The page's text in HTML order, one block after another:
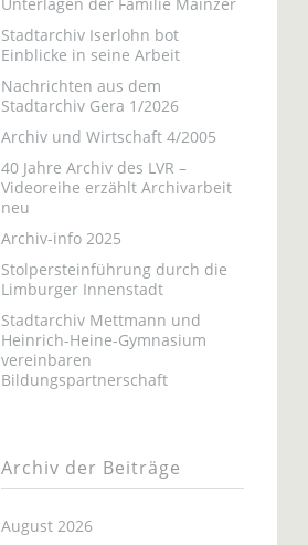
Stadtarchiv Iserlohn bot
Einblicke in seine Arbeit
Nachrichten aus dem
Stadtarchiv Gera 1/2026
Archiv und Wirtschaft 4/2005
40 Jahre Archiv des LVR –
Videoreihe erzählt Archivarbeit
neu
Archiv-info 2025
Stolpersteinführung durch die
Limburger Innenstadt
Stadtarchiv Mettmann und
Heinrich-Heine-Gymnasium
vereinbaren
Bildungspartnerschaft
Archiv der Beiträge
August 2026